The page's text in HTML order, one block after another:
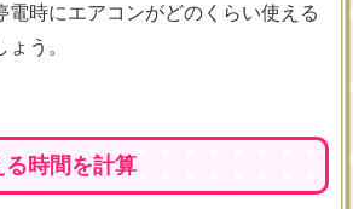
電時にエアコンがどのくらい使える
う。
時間を計算